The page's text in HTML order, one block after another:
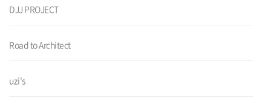
DJJ PROJECT
Road to Architect
uzi's